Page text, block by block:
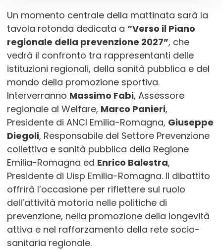
Un momento centrale della mattinata sarà la
tavola rotonda dedicata a “Verso il Piano
regionale della prevenzione 2027”, che
vedrà il confronto tra rappresentanti delle
istituzioni regionali, della sanità pubblica e del
mondo della promozione sportiva.
Interverranno Massimo Fabi, Assessore
regionale al Welfare, Marco Panieri,
Presidente di ANCI Emilia-Romagna, Giuseppe
Diegoli, Responsabile del Settore Prevenzione
collettiva e sanità pubblica della Regione
Emilia-Romagna ed Enrico Balestra,
Presidente di Uisp Emilia-Romagna. Il dibattito
offrirà l’occasione per riflettere sul ruolo
dell’attività motoria nelle politiche di
prevenzione, nella promozione della longevità
attiva e nel rafforzamento della rete socio-
sanitaria regionale.